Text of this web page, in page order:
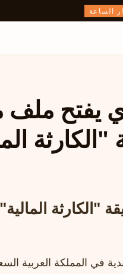
الساعة
يفتح
"الكارثة
في المملكة العربية